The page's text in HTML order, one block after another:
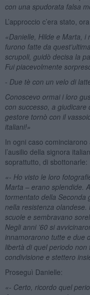
con una spudorata falsa
L’approccio c’era stato,
«Danielle, Hilde e Marta,
furono fatte da
scrupoli, guidò decisa la
Fui piacevolmente
- Due tè con un velo di
Conoscevo ormai i loro
con successo, a
gestore tornò con il
italiani!»
In ogni caso
l’ausilio della signora
soprattutto, di sbottonarle:
«- Ho visto le loro
Marta – erano splendide.
tormentato della Seconda
nella resistenza
scuole e sembravano
Negli anni ’60 si
innamorarono tutte e due
libertà di quel periodo
condivisione e stettero
Proseguì Danielle:
«- Certo, ricordo quel